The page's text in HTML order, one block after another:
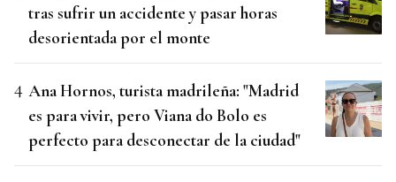
tras sufrir un accidente y pasar horas
desorientada por el monte
Ana Hornos, turista madrileña: "Madrid
es para vivir, pero Viana do Bolo es
perfecto para desconectar de la ciudad"